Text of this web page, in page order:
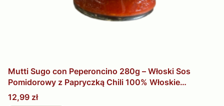
Mutti Sugo con Peperoncino 280g – Włoski Sos
Pomidorowy z Papryczką Chili 100% Włoskie
Pomidory
Cena
12,99 zł